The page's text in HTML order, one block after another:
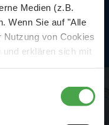
Medien (z.B.
Wenn Sie auf "Alle
von Cookies
und erklären sich mit
Schaltfläche